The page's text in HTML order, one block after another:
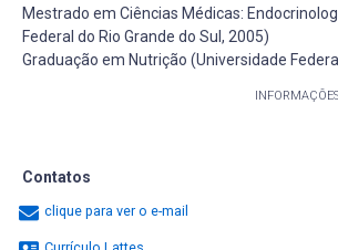
Mestrado em Ciências Médicas:
Federal do Rio Grande do Sul, 2005)
Graduação em Nutrição (Universidade
Contatos
clique para ver o e-mail